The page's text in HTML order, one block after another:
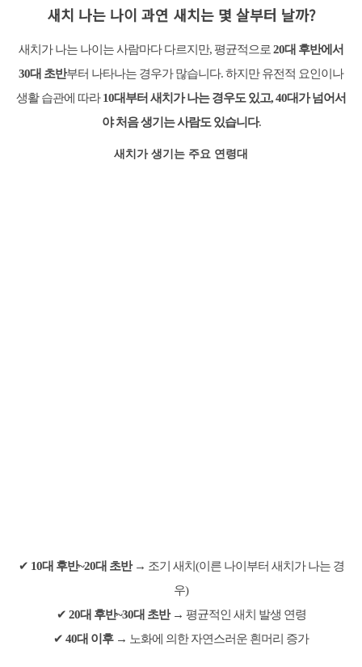
새치 나는 나이 과연 새치는 몇 살부터 날까?
새치가 나는 나이는 사람마다 다르지만, 평균적으로 20대 후반에서
30대 초반부터 나타나는 경우가 많습니다. 하지만 유전적 요인이나
생활 습관에 따라10대부터 새치가 나는 경우도 있고, 40대가 넘어서
야 처음 생기는 사람도 있습니다.
새치가 생기는 주요 연령대
✔ 10대 후반~20대 초반→ 조기 새치(이른 나이부터 새치가 나는 경
우)
✔ 20대 후반~30대 초반→ 평균적인 새치 발생 연령
✔ 40대 이후→ 노화에 의한 자연스러운 흰머리 증가